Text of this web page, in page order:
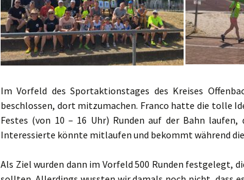
Fotos / Berichte Foto-Impressionen 2019
Foto-Impressionen 2018
Permanente Strecken
Berichte Lauftreff
Im Vorfeld des Sportaktionstages des Kreises
beschlossen, dort mitzumachen. Franco hatte die tolle
Festes (von 10 – 16 Uhr) Runden auf der Bahn
Interessierte könnte mitlaufen und bekommt während
Als Ziel wurden dann im Vorfeld 500 Runden festgelegt,